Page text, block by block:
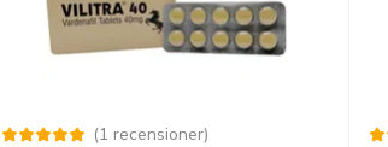
(1 recensioner)